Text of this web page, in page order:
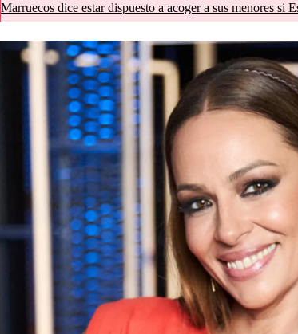
Marruecos dice estar dispuesto a acoger a sus menores si